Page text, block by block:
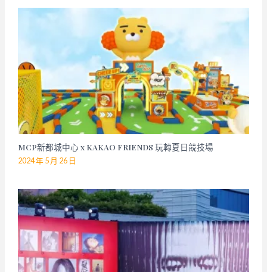
MCP新都城中心 x KAKAO FRIENDS 玩轉夏日競技場
2024 年 5 月 26 日